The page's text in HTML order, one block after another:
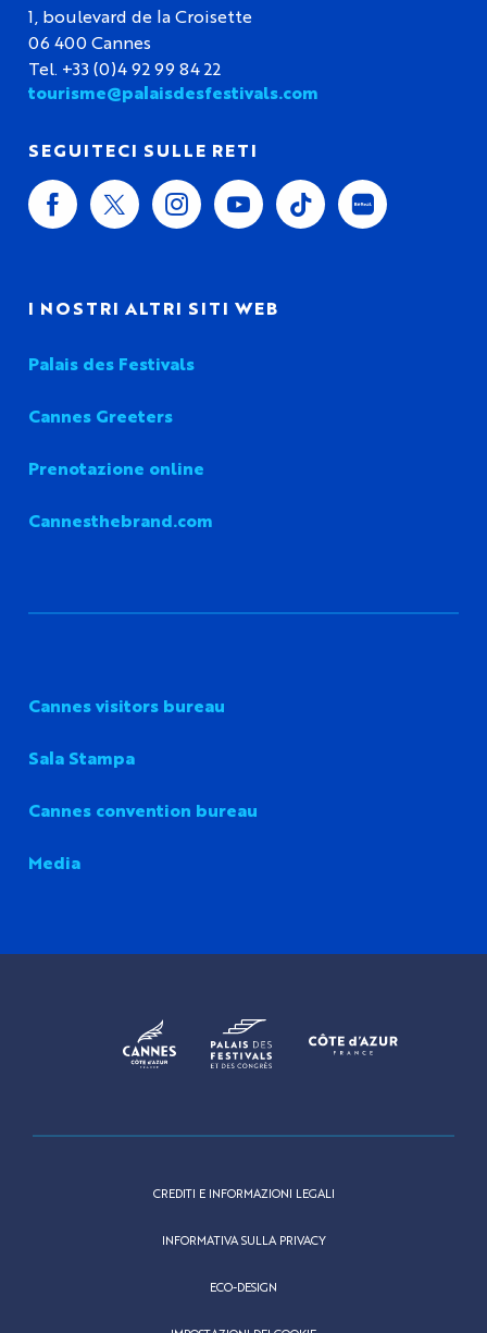
1, boulevard de la Croisette
06 400 Cannes
Tel. +33 (0)4 92 99 84 22
tourisme@palaisdesfestivals.com
SEGUITECI SULLE RETI
I NOSTRI ALTRI SITI WEB
Palais des Festivals
Cannes Greeters
Prenotazione online
Cannesthebrand.com
Cannes visitors bureau
Sala Stampa
Cannes convention bureau
Media
CREDITI E INFORMAZIONI LEGALI
INFORMATIVA SULLA PRIVACY
ECO-DESIGN